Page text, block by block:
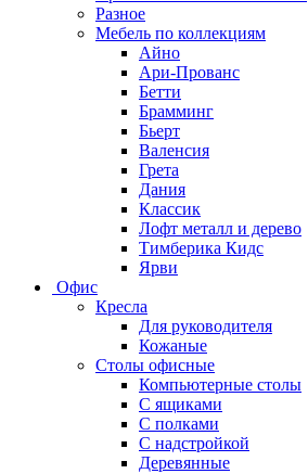
Разное
Мебель по коллекциям
Айно
Ари-Прованс
Бетти
Брамминг
Бьерт
Валенсия
Грета
Дания
Классик
Лофт металл и дерево
Тимберика Кидс
Ярви
Офис
Кресла
Для руководителя
Кожаные
Столы офисные
Компьютерные столы
С ящиками
С полками
С надстройкой
Деревянные